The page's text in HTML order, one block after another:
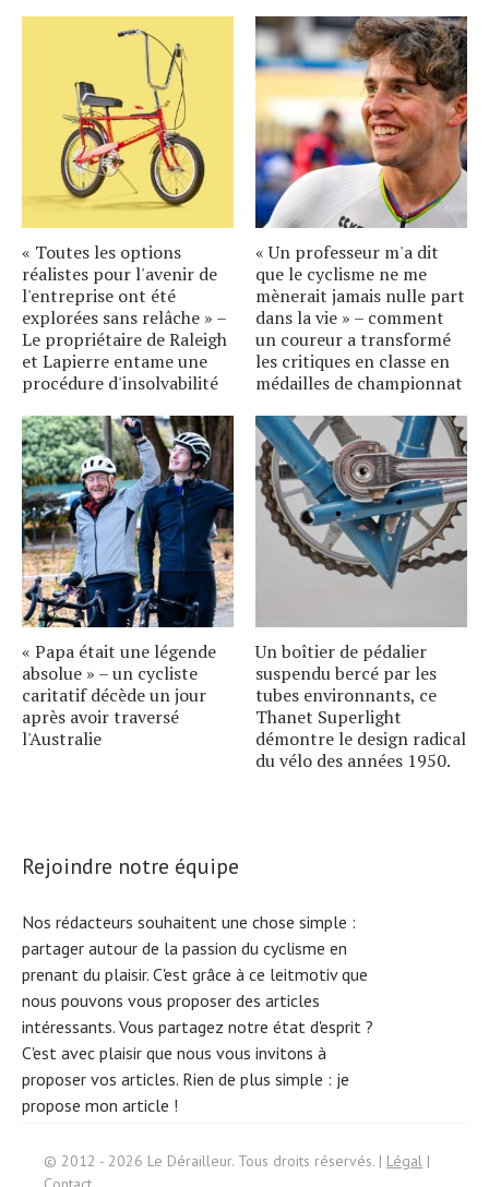
« Toutes les options
réalistes pour l'avenir de
l'entreprise ont été
explorées sans relâche » –
Le propriétaire de Raleigh
et Lapierre entame une
procédure d'insolvabilité
« Un professeur m'a dit
que le cyclisme ne me
mènerait jamais nulle part
dans la vie » – comment
un coureur a transformé
les critiques en classe en
médailles de championnat
« Papa était une légende
absolue » – un cycliste
caritatif décède un jour
après avoir traversé
l'Australie
Un boîtier de pédalier
suspendu bercé par les
tubes environnants, ce
Thanet Superlight
démontre le design radical
du vélo des années 1950.
Rejoindre notre équipe
Nos rédacteurs souhaitent une chose simple :
partager autour de la passion du cyclisme en
prenant du plaisir. C'est grâce à ce leitmotiv que
nous pouvons vous proposer des articles
intéressants. Vous partagez notre état d'esprit ?
C'est avec plaisir que nous vous invitons à
proposer vos articles. Rien de plus simple : je
propose mon article !
© 2012 - 2026 Le Dérailleur. Tous droits réservés. | Légal |
Search